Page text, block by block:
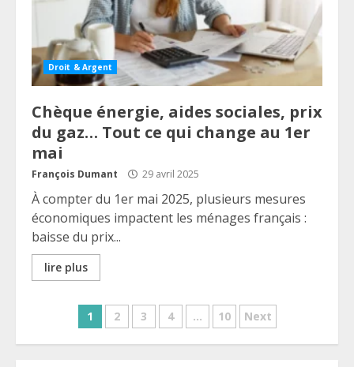
Droit & Argent
Chèque énergie, aides sociales, prix
du gaz… Tout ce qui change au 1er
mai
François Dumant 29 avril 2025
À compter du 1er mai 2025, plusieurs mesures
économiques impactent les ménages français :
baisse du prix...
lire plus
Pagination
des
1 2 3 4 … 10 Next